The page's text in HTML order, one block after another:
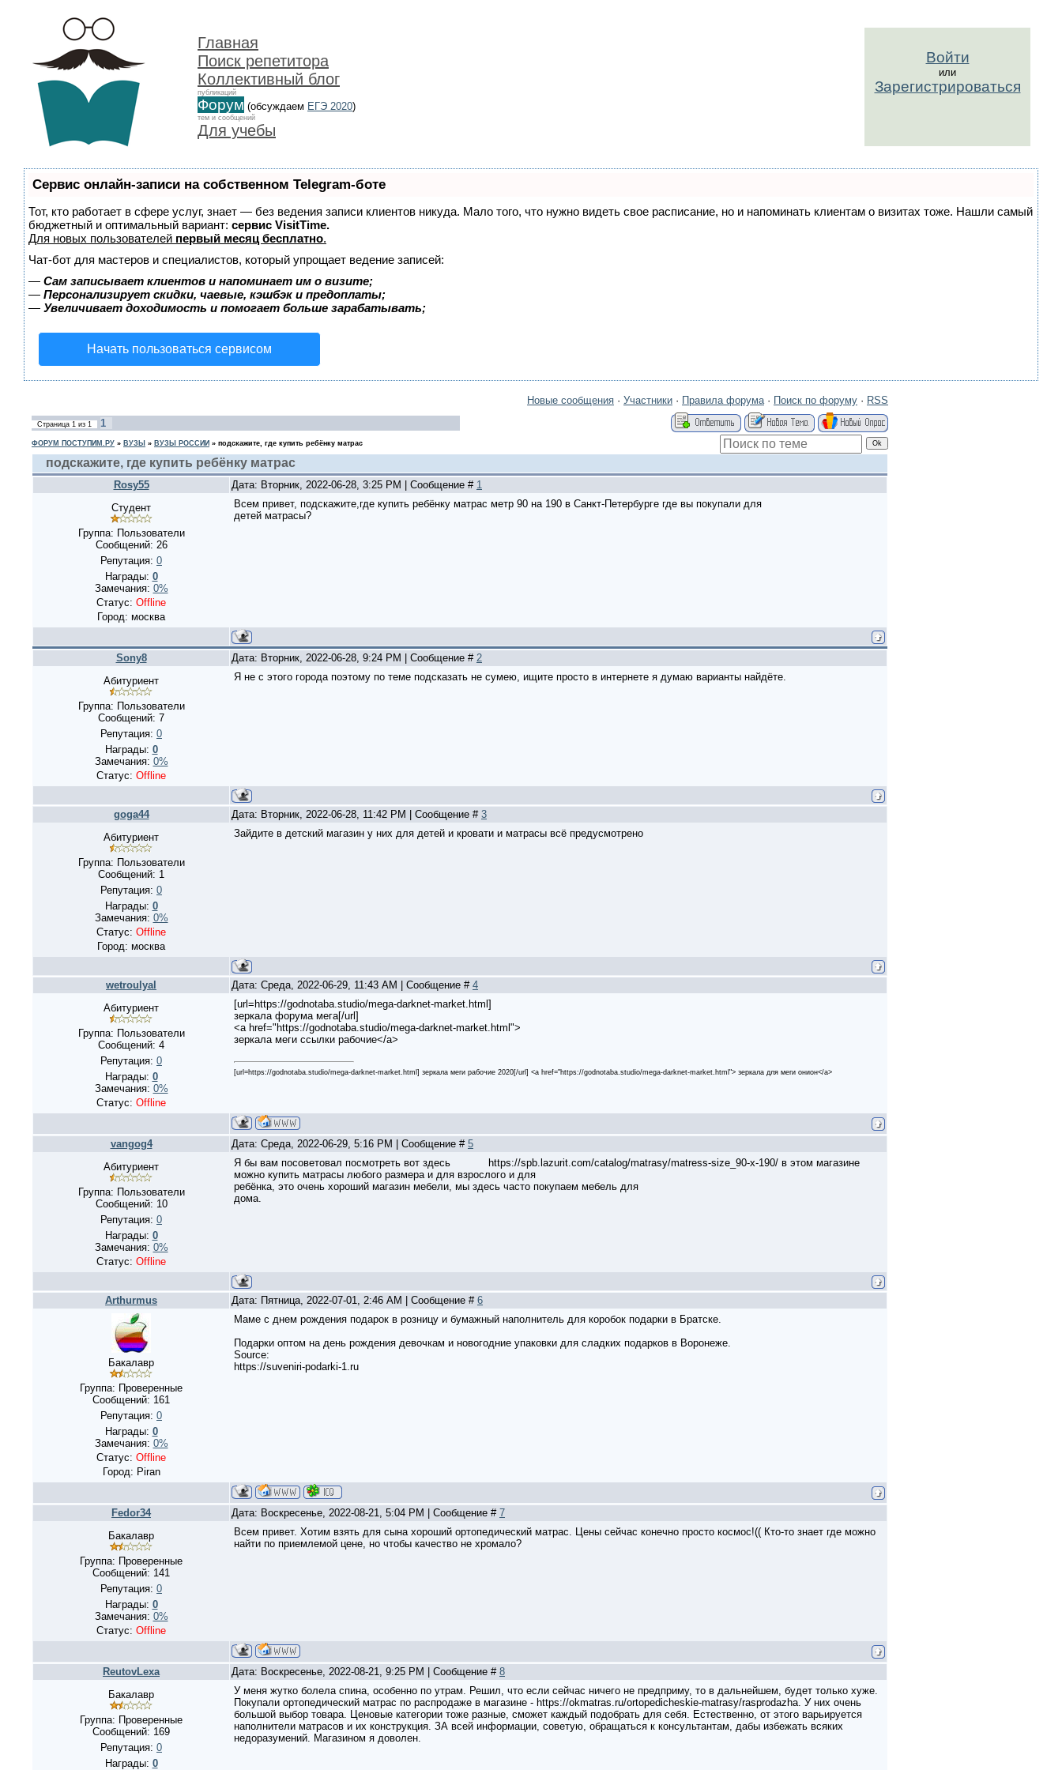
Главная
Поиск репетитора
Коллективный блог
публикаций
Форум (обсуждаем ЕГЭ 2020)
тем и сообщений
Для учебы
Войти
или
Зарегистрироваться
Сервис онлайн-записи на собственном Telegram-боте
Тот, кто работает в сфере услуг, знает — без ведения записи клиентов никуда. Мало того, что нужно видеть свое расписание, но и напоминать клиентам о визитах тоже. Нашли самый
бюджетный и оптимальный вариант: сервис VisitTime.
Для новых пользователей первый месяц бесплатно.
Чат-бот для мастеров и специалистов, который упрощает ведение записей:
— Сам записывает клиентов и напоминает им о визите;
— Персонализирует скидки, чаевые, кэшбэк и предоплаты;
— Увеличивает доходимость и помогает больше зарабатывать;
Начать пользоваться сервисом
Новые сообщения · Участники · Правила форума· Поиск по форуму · RSS
Страница 1 из 1 1
ФОРУМ ПОСТУПИМ.РУ » ВУЗЫ » ВУЗЫ РОССИИ » подскажите, где купить ребёнку матрас
подскажите, где купить ребёнку матрас
Rosy55 Дата: Вторник, 2022-06-28, 3:25 PM | Сообщение # 1
Студент
Группа: Пользователи
Сообщений: 26
Репутация: 0
Награды: 0
Замечания: 0%
Статус: Offline
Город: москва
Всем привет, подскажите,где купить ребёнку матрас метр 90 на 190 в Санкт-Петербурге где вы покупали для
детей матрасы?
Sony8 Дата: Вторник, 2022-06-28, 9:24 PM | Сообщение # 2
Абитуриент
Группа: Пользователи
Сообщений: 7
Репутация: 0
Награды: 0
Замечания: 0%
Статус: Offline
Я не с этого города поэтому по теме подсказать не сумею, ищите просто в интернете я думаю варианты найдёте.
goga44 Дата: Вторник, 2022-06-28, 11:42 PM | Сообщение # 3
Абитуриент
Группа: Пользователи
Сообщений: 1
Репутация: 0
Награды: 0
Замечания: 0%
Статус: Offline
Город: москва
Зайдите в детский магазин у них для детей и кровати и матрасы всё предусмотрено
wetroulyal Дата: Среда, 2022-06-29, 11:43 AM | Сообщение # 4
Абитуриент
Группа: Пользователи
Сообщений: 4
Репутация: 0
Награды: 0
Замечания: 0%
Статус: Offline
[url=https://godnotaba.studio/mega-darknet-market.html]
зеркала форума мега[/url]
<a href="https://godnotaba.studio/mega-darknet-market.html">
зеркала меги ссылки рабочие</a>
[url=https://godnotaba.studio/mega-darknet-market.html] зеркала меги рабочие 2020[/url] <a href="https://godnotaba.studio/mega-darknet-market.html"> зеркала для меги онион</a>
vangog4 Дата: Среда, 2022-06-29, 5:16 PM | Сообщение # 5
Абитуриент
Группа: Пользователи
Сообщений: 10
Репутация: 0
Награды: 0
Замечания: 0%
Статус: Offline
Я бы вам посоветовал посмотреть вот здесь https://spb.lazurit.com/catalog/matrasy/matress-size_90-x-190/ в этом магазине
можно купить матрасы любого размера и для взрослого и для
ребёнка, это очень хороший магазин мебели, мы здесь часто покупаем мебель для
дома.
Arthurmus Дата: Пятница, 2022-07-01, 2:46 AM | Сообщение # 6
Бакалавр
Группа: Проверенные
Сообщений: 161
Репутация: 0
Награды: 0
Замечания: 0%
Статус: Offline
Город: Piran
Маме с днем рождения подарок в розницу и бумажный наполнитель для коробок подарки в Братске.
Подарки оптом на день рождения девочкам и новогодние упаковки для сладких подарков в Воронеже.
Source:
https://suveniri-podarki-1.ru
Fedor34 Дата: Воскресенье, 2022-08-21, 5:04 PM | Сообщение # 7
Бакалавр
Группа: Проверенные
Сообщений: 141
Репутация: 0
Награды: 0
Замечания: 0%
Статус: Offline
Всем привет. Хотим взять для сына хороший ортопедический матрас. Цены сейчас конечно просто космос!(( Кто-то знает где можно
найти по приемлемой цене, но чтобы качество не хромало?
ReutovLexa Дата: Воскресенье, 2022-08-21, 9:25 PM | Сообщение # 8
Бакалавр
Группа: Проверенные
Сообщений: 169
Репутация: 0
Награды: 0
У меня жутко болела спина, особенно по утрам. Решил, что если сейчас ничего не предприму, то в дальнейшем, будет только хуже.
Покупали ортопедический матрас по распродаже в магазине - https://okmatras.ru/ortopedicheskie-matrasy/rasprodazha. У них очень
большой выбор товара. Ценовые категории тоже разные, сможет каждый подобрать для себя. Естественно, от этого варьируется
наполнители матрасов и их конструкция. ЗА всей информации, советую, обращаться к консультантам, дабы избежать всяких
недоразумений. Магазином я доволен.